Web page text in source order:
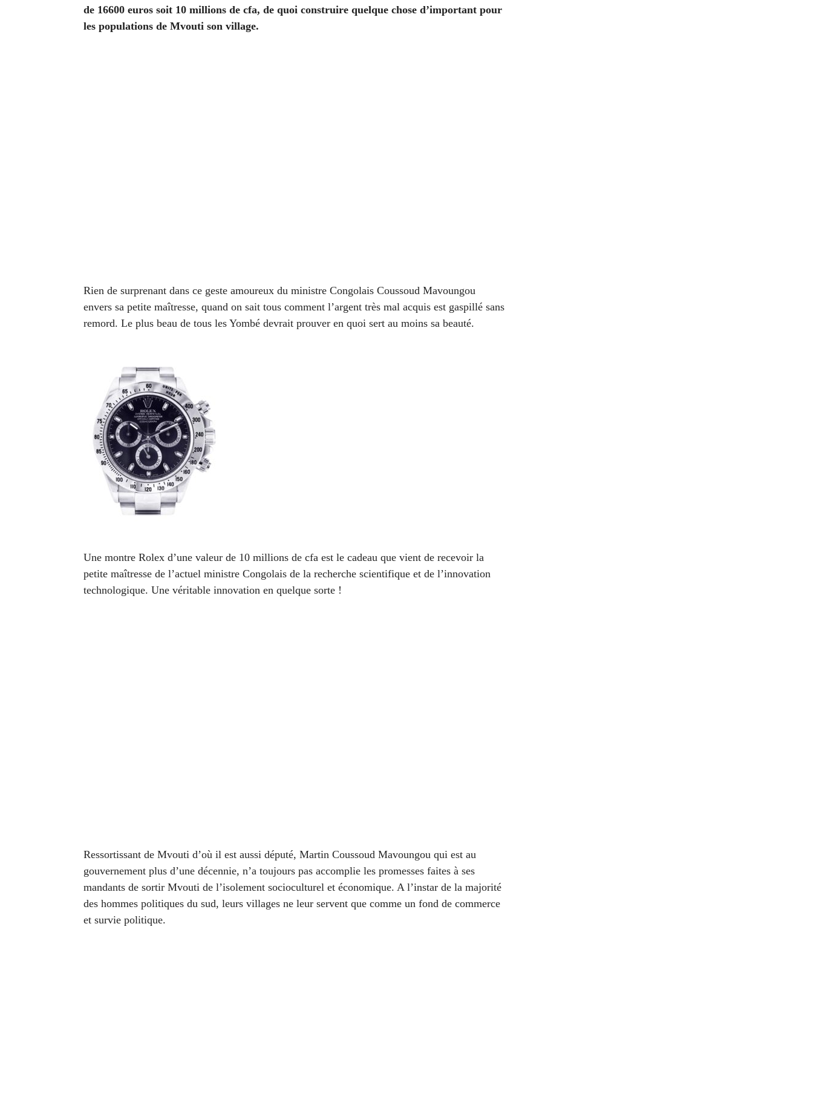
de 16600 euros soit 10 millions de cfa, de quoi construire quelque chose d’important pour
les populations de Mvouti son village.
Rien de surprenant dans ce geste amoureux du ministre Congolais Coussoud Mavoungou
envers sa petite maîtresse, quand on sait tous comment l’argent très mal acquis est gaspillé sans
remord. Le plus beau de tous les Yombé devrait prouver en quoi sert au moins sa beauté.
Une montre Rolex d’une valeur de 10 millions de cfa est le cadeau que vient de recevoir la
petite maîtresse de l’actuel ministre Congolais de la recherche scientifique et de l’innovation
technologique. Une véritable innovation en quelque sorte !
Ressortissant de Mvouti d’où il est aussi député, Martin Coussoud Mavoungou qui est au
gouvernement plus d’une décennie, n’a toujours pas accomplie les promesses faites à ses
mandants de sortir Mvouti de l’isolement socioculturel et économique. A l’instar de la majorité
des hommes politiques du sud, leurs villages ne leur servent que comme un fond de commerce
et survie politique.